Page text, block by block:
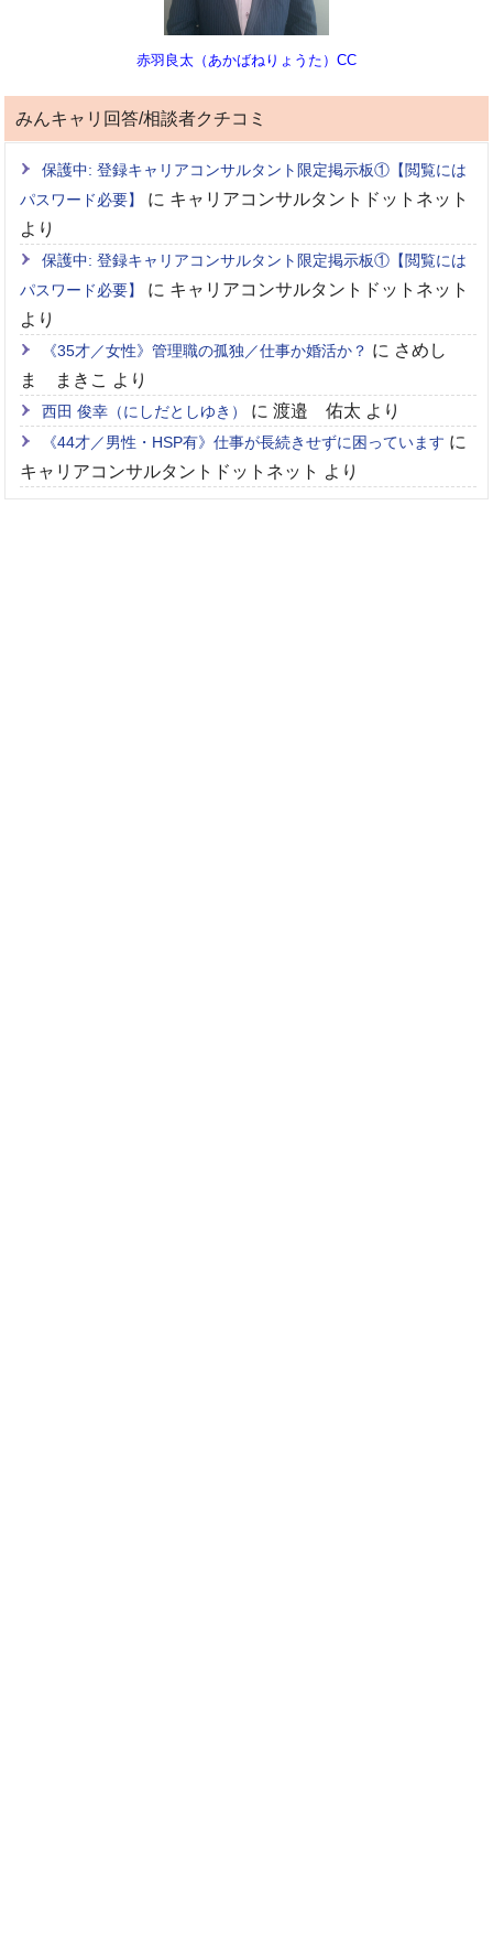
赤羽良太（あかばねりょうた）CC
みんキャリ回答/相談者クチコミ
保護中: 登録キャリアコンサルタント限定掲示板①【閲覧には
パスワード必要】
に キャリアコンサルタントドットネット
より
保護中: 登録キャリアコンサルタント限定掲示板①【閲覧には
パスワード必要】
に キャリアコンサルタントドットネット
より
《35才／女性》管理職の孤独／仕事か婚活か？ に さめし
ま まきこ より
西田 俊幸（にしだとしゆき） に渡邉 佑太 より
《44才／男性・HSP有》仕事が長続きせずに困っています に
キャリアコンサルタントドットネット より